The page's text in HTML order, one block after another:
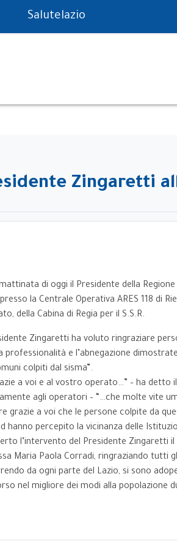
PS in tempo reale
Salutelazio
Zingaretti all
di oggi il Presidente della
la Centrale Operativa ARES 118 di
della Cabina di Regia per il S.S.R.
Zingaretti ha voluto ringraziare
professionalità e l’abnegazione
colpiti dal sisma”.
a voi e al vostro operato…” – ha detto
agli operatori – “…che molte vite
grazie a voi che le persone colpite da
hanno percepito la vicinanza delle
l’intervento del Presidente Zingaretti il
Maria Paola Corradi, ringraziando tutti
da ogni parte del Lazio, si sono
nel migliore dei modi alla popolazione